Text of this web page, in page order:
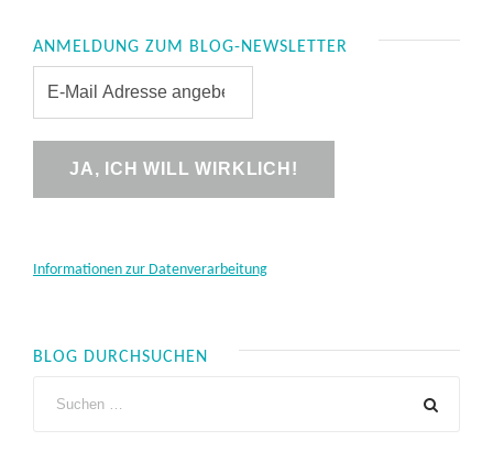
ANMELDUNG ZUM BLOG-NEWSLETTER
Informationen zur Datenverarbeitung
BLOG DURCHSUCHEN